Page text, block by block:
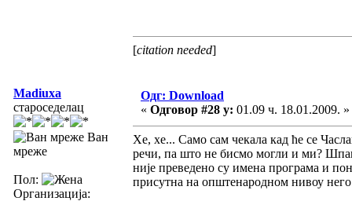
[citation needed]
Madiuxa
староседелац
Ван
мреже
Пол:
Организација:
Одг: Download
« Одговор #28 у: 01.09 ч. 18.01.2009. »
Хе, хе... Само сам чекала кад ће се
речи, па што не бисмо могли и ми?
није преведено су имена програма и
присутна на општенародном нивоу